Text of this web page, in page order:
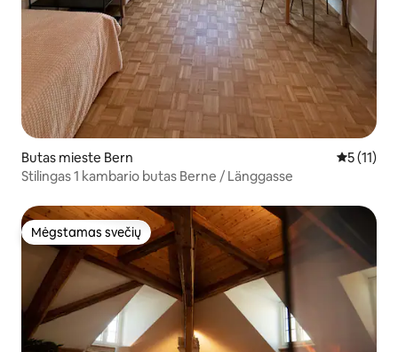
Butas mieste Bern Vidutinis
5 (11)
Stilingas 1 kambario butas Berne / Länggasse
Mėgstamas svečių
Mėgstamas svečių